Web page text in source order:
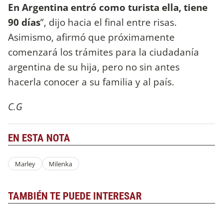
En Argentina entró como turista ella, tiene
90 días”, dijo hacia el final entre risas.
Asimismo, afirmó que próximamente
comenzará los trámites para la ciudadanía
argentina de su hija, pero no sin antes
hacerla conocer a su familia y al país.
C.G
EN ESTA NOTA
Marley Milenka
TAMBIÉN TE PUEDE INTERESAR